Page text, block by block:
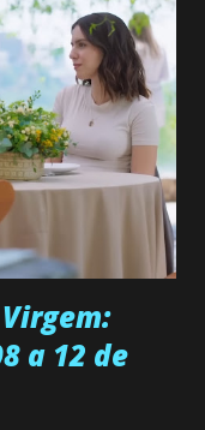
as suas energias a
se orgulhando de
na
muito alegre, é
criativa e
amiga. Pode ser
fazer algo.
por eng...
a 12 de